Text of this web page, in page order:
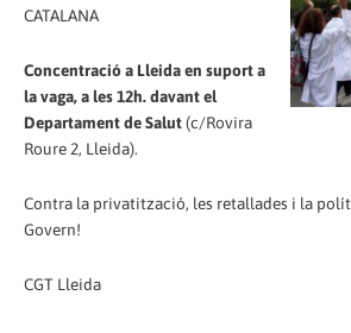
CATALANA
Concentració a Lleida en suport a
la vaga, a les 12h. davant el
Departament de Salut(c/Rovira
Roure 2, Lleida).
Contra la privatització, les retallades i la
Govern!
CGT Lleida